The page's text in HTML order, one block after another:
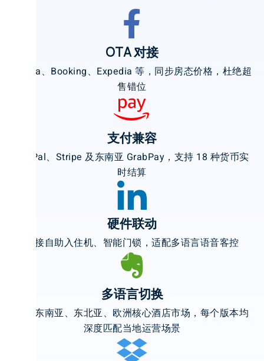
OTA 对接
Agoda、Booking、Expedia 等，同步房态价格，杜绝超
售错位
支付兼容
PayPal、Stripe 及东南亚 GrabPay，支持 18 种货币实
时结算
硬件联动
对接自助入住机、智能门锁，适配多语言语音客控
多语言切换
覆盖东南亚、东北亚、欧洲核心酒店市场，每个版本均
深度匹配当地运营场景